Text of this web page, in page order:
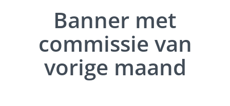
Banner met
commissie van
vorige maand